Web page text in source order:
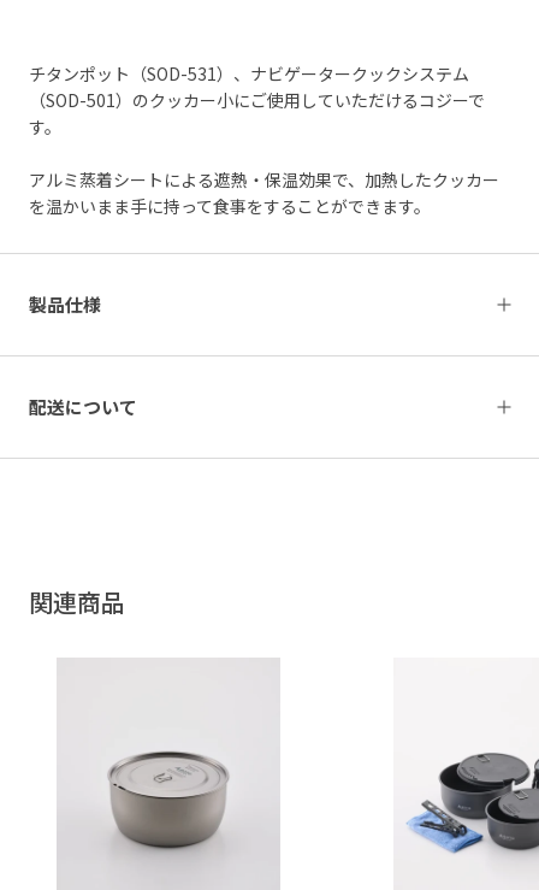
チタンポット（SOD-531）、ナビゲータークックシステム
（SOD-501）のクッカー小にご使用していただけるコジーで
す。
アルミ蒸着シートによる遮熱・保温効果で、加熱したクッカー
を温かいまま手に持って食事をすることができます。
製品仕様
配送について
関連商品